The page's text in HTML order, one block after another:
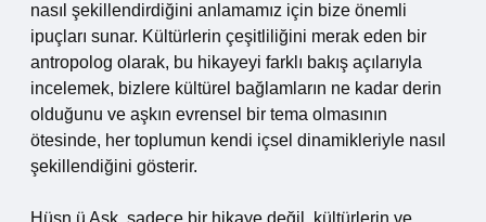
nasıl şekillendirdiğini anlamamız için bize önemli
ipuçları sunar. Kültürlerin çeşitliliğini merak eden bir
antropolog olarak, bu hikayeyi farklı bakış açılarıyla
incelemek, bizlere kültürel bağlamların ne kadar derin
olduğunu ve aşkın evrensel bir tema olmasının
ötesinde, her toplumun kendi içsel dinamikleriyle nasıl
şekillendiğini gösterir.
Hüsn ü Aşk, sadece bir hikaye değil, kültürlerin ve